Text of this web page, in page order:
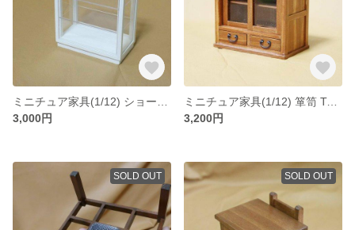
3,000円
ミニチュア家具(1/12) 箪笥 TypeD (チーク)
3,200円
SOLD OUT SOLD OUT